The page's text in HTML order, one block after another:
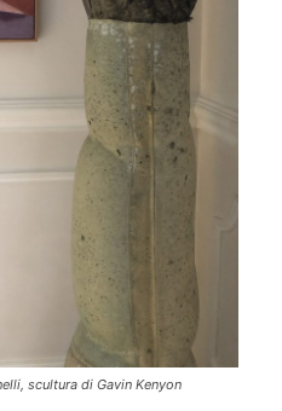
scultura di Gavin Kenyon